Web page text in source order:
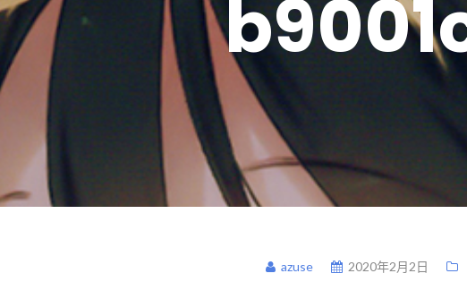
azuse 2020年2月2日